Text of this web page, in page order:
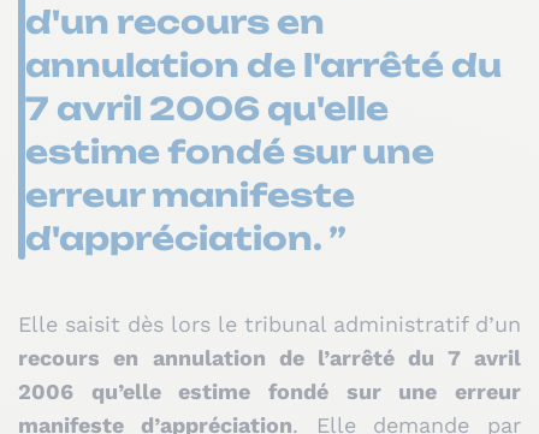
d'un recours en
annulation de l'arrêté du
7 avril 2006 qu'elle
estime fondé sur une
erreur manifeste
d'appréciation. ”
Elle saisit dès lors le tribunal administratif d’un
recours en annulation de l’arrêté du 7 avril
2006 qu’elle estime fondé sur une erreur
manifeste d’appréciation. Elle demande par